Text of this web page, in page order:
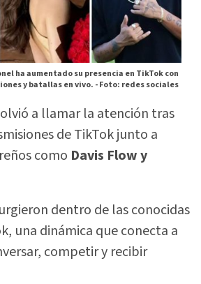
ha aumentado su presencia en TikTok con
y batallas en vivo. -Foto: redes sociales
a llamar la atención tras
de TikTok junto a
como Davis Flow y
dentro de las conocidas
una dinámica que conecta a
competir y recibir